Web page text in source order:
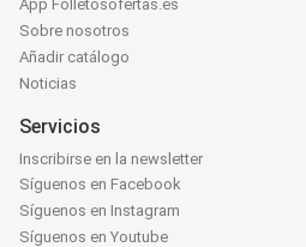
App Folletosofertas.es
Sobre nosotros
Añadir catálogo
Noticias
Servicios
Inscribirse en la newsletter
Síguenos en Facebook
Síguenos en Instagram
Síguenos en Youtube